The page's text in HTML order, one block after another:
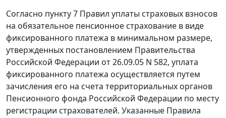
Согласно пункту 7 Правил уплаты страховых взносов
на обязательное пенсионное страхование в виде
фиксированного платежа в минимальном размере,
утвержденных постановлением Правительства
Российской Федерации от 26.09.05 N 582, уплата
фиксированного платежа осуществляется путем
зачисления его на счета территориальных органов
Пенсионного фонда Российской Федерации по месту
регистрации страхователей. Указанные Правила